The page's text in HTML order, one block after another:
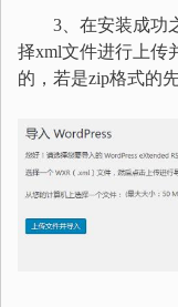
3、在安装成功之
择xml文件进行上传
的，若是zip格式的